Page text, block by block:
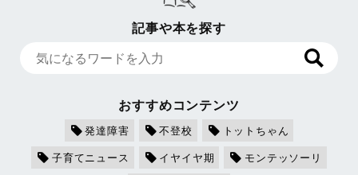
記事や本を探す
おすすめコンテンツ
発達障害 不登校
トットちゃん
子育てニュース
イヤイヤ期
モンテッソーリ